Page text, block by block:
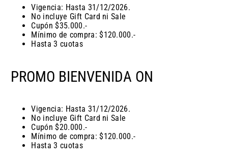
Vigencia: Hasta 31/12/2026.
No incluye Gift Card ni Sale
Cupón $35.000.-
Mínimo de compra: $120.000.-
Hasta 3 cuotas
PROMO BIENVENIDA ON
Vigencia: Hasta 31/12/2026.
No incluye Gift Card ni Sale
Cupón $20.000.-
Mínimo de compra: $120.000.-
Hasta 3 cuotas